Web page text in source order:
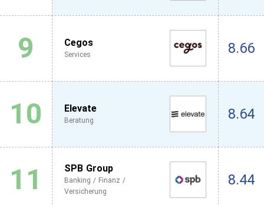
9 Cegos
Services 8.66
10 Elevate
Beratung 8.64
11 SPB Group
Banking / Finanz /
Versicherung
8.44